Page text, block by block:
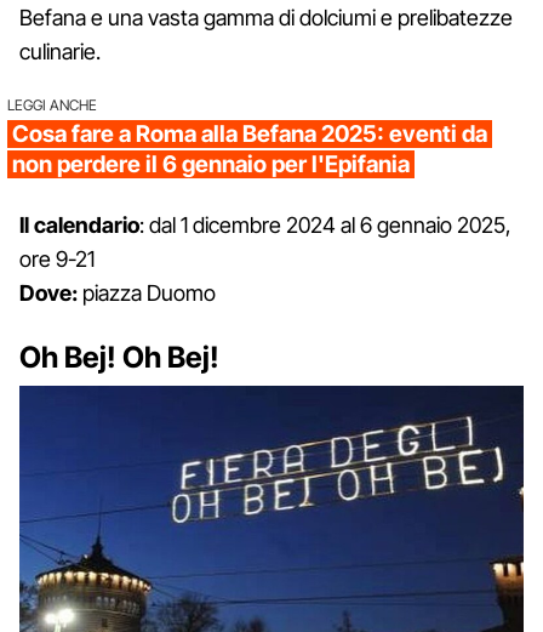
Befana e una vasta gamma di dolciumi e prelibatezze
culinarie.
LEGGI ANCHE
Cosa fare a Roma alla Befana 2025: eventi da
non perdere il 6 gennaio per l'Epifania
Il calendario: dal 1 dicembre 2024 al 6 gennaio 2025,
ore 9-21
Dove: piazza Duomo
Oh Bej! Oh Bej!